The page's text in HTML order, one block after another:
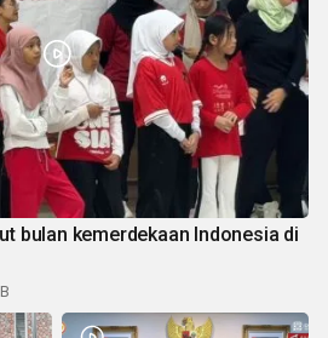
bulan kemerdekaan Indonesia di